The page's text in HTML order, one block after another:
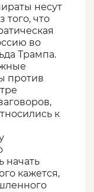
несут
того, что
во
Трампа.
против
к
начать
кажется,